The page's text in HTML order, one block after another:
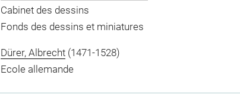
Cabinet des dessins
Fonds des dessins et miniatures
Dürer, Albrecht(1471-1528)
Ecole allemande